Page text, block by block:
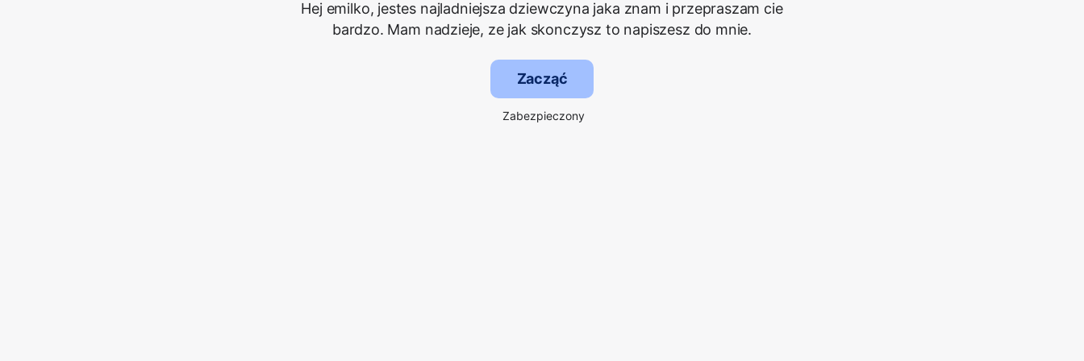
Hej emilko, jestes najladniejsza dziewczyna jaka znam i przepraszam cie
bardzo. Mam nadzieje, ze jak skonczysz to napiszesz do mnie.
Zacząć
Zabezpieczony